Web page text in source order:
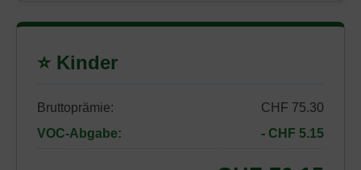
⭐ Kinder
Bruttoprämie:
CHF 75.30
VOC-Abgabe:
- CHF 5.15